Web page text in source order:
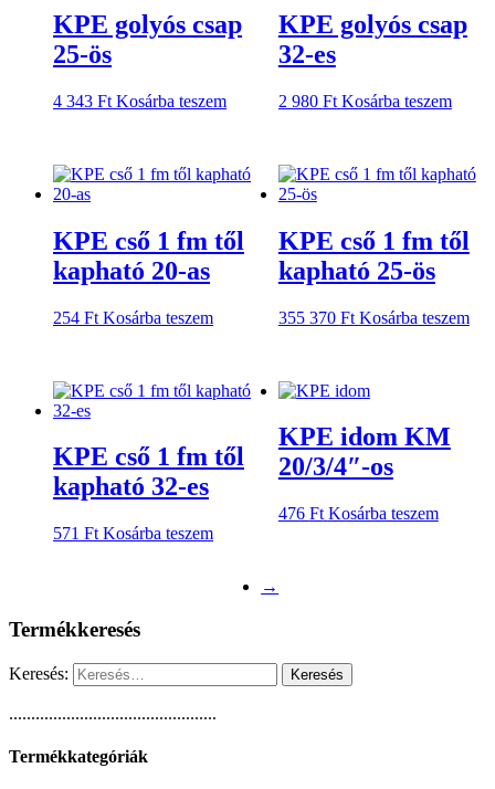
KPE golyós csap
25-ös
4 343 Ft Kosárba teszem
KPE golyós csap
32-es
2 980 Ft Kosárba teszem
KPE cső 1 fm től
kapható 20-as
254 Ft Kosárba teszem
KPE cső 1 fm től
kapható 25-ös
355 370 Ft Kosárba teszem
KPE cső 1 fm től
kapható 32-es
571 Ft Kosárba teszem
KPE idom KM
20/3/4″-os
476 Ft Kosárba teszem
→
Termékkeresés
Keresés:
...............................................
Termékkategóriák